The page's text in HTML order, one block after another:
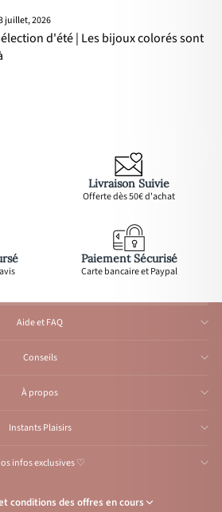
juillet, 2026
d'été | Les bijoux colorés sont
Livraison Suivie
Offerte dès 50€ d'achat
Paiement Sécurisé
Carte bancaire et Paypal
Aide et FAQ
Conseils
À propos
Instants Plaisirs
infos exclusives ♡
conditions des offres en cours